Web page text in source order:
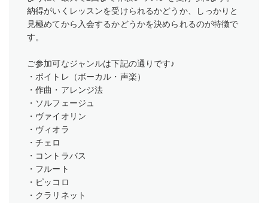
納得がいくレッスンを受けられるかどうか、しっかりと
見極めてから入会するかどうかを決められるのが特徴で
す。
ご参加可なジャンルは下記の通りです♪
・ボイトレ（ボーカル・声楽）
・作曲・アレンジ法
・ソルフェージュ
・ヴァイオリン
・ヴィオラ
・チェロ
・コントラバス
・フルート
・ピッコロ
・クラリネット